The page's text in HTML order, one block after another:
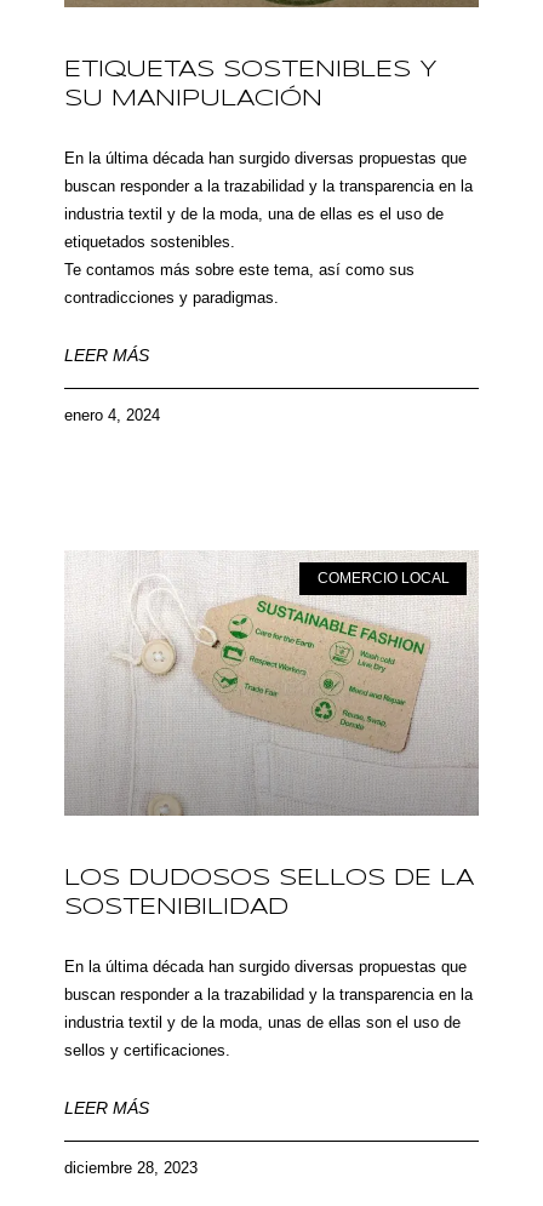
ETIQUETAS SOSTENIBLES Y
SU MANIPULACIÓN
En la última década han surgido diversas propuestas que
buscan responder a la trazabilidad y la transparencia en la
industria textil y de la moda, una de ellas es el uso de
etiquetados sostenibles.
Te contamos más sobre este tema, así como sus
contradicciones y paradigmas.
LEER MÁS
enero 4, 2024
COMERCIO LOCAL
LOS DUDOSOS SELLOS DE LA
SOSTENIBILIDAD
En la última década han surgido diversas propuestas que
buscan responder a la trazabilidad y la transparencia en la
industria textil y de la moda, unas de ellas son el uso de
sellos y certificaciones.
LEER MÁS
diciembre 28, 2023